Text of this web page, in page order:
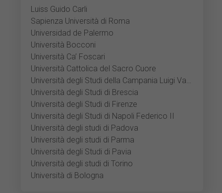
Luiss Guido Carli
Sapienza Università di Roma
Universidad de Palermo
Università Bocconi
Università Ca’ Foscari
Università Cattolica del Sacro Cuore
Università degli Studi della Campania Luigi Vanvitelli
Università degli Studi di Brescia
Università degli Studi di Firenze
Università degli Studi di Napoli Federico II
Università degli studi di Padova
Università degli studi di Parma
Università degli Studi di Pavia
Università degli studi di Torino
Università di Bologna